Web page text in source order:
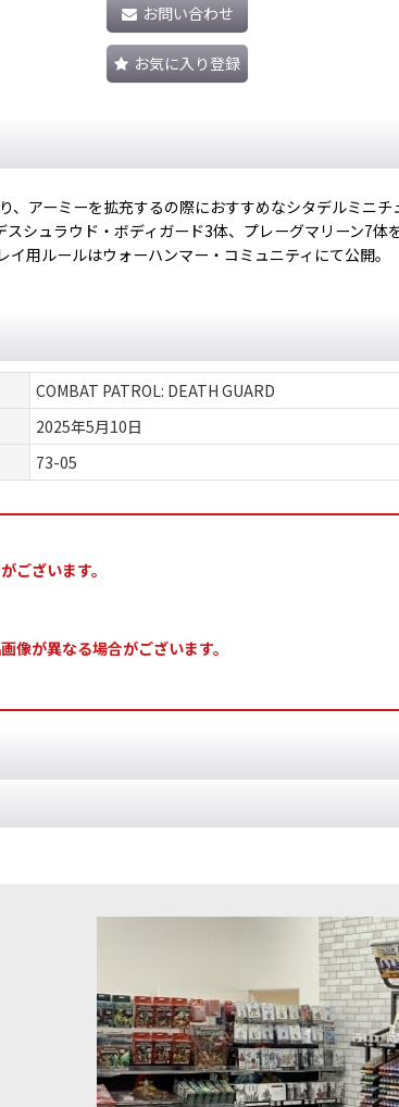
お問い合わせ
お気に入り登録
アーミーを拡充するの際におすすめなシタデルミニチ
シュラウド・ボディガード3体、プレーグマリーン7体を
用ルールはウォーハンマー・コミュニティにて公開。
COMBAT PATROL: DEATH GUARD
2025年5月10日
73-05
ございます。
像が異なる場合がございます。
存在は、デスガード内部においても皆無に等しい。兵
10034]
[デスガード] ロード・オヴ・ポクス
6,300円(税込)